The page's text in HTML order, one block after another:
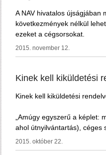
A NAV hivatalos újságjában
következmények nélkül
ezeket a cégsorsokat.
2015. november 12.
Kinek kell kiküldetési
Kinek kell kiküldetési
„Amúgy egyszerű a képlet:
ahol útnyilvántartás), céges
2015. október 22.